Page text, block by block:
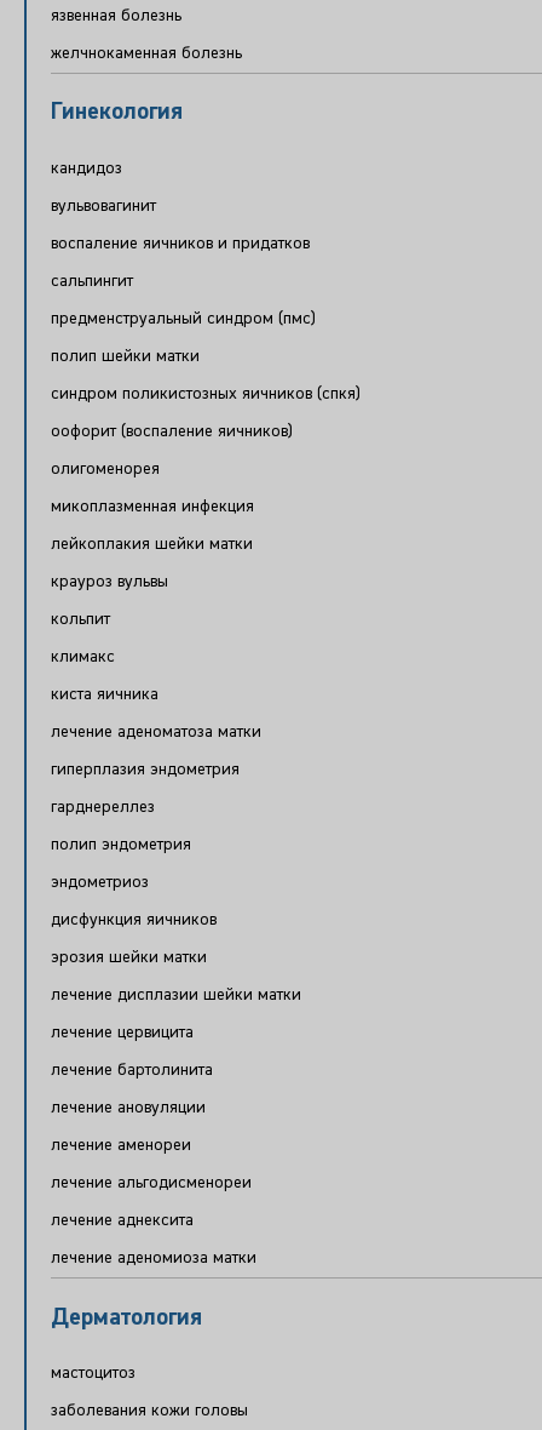
язвенная болезнь
желчнокаменная болезнь
Гинекология
кандидоз
вульвовагинит
воспаление яичников и придатков
сальпингит
предменструальный синдром (пмс)
полип шейки матки
синдром поликистозных яичников (спкя)
оофорит (воспаление яичников)
олигоменорея
микоплазменная инфекция
лейкоплакия шейки матки
крауроз вульвы
кольпит
климакс
киста яичника
лечение аденоматоза матки
гиперплазия эндометрия
гарднереллез
полип эндометрия
эндометриоз
дисфункция яичников
эрозия шейки матки
лечение дисплазии шейки матки
лечение цервицита
лечение бартолинита
лечение ановуляции
лечение аменореи
лечение альгодисменореи
лечение аднексита
лечение аденомиоза матки
Дерматология
мастоцитоз
заболевания кожи головы